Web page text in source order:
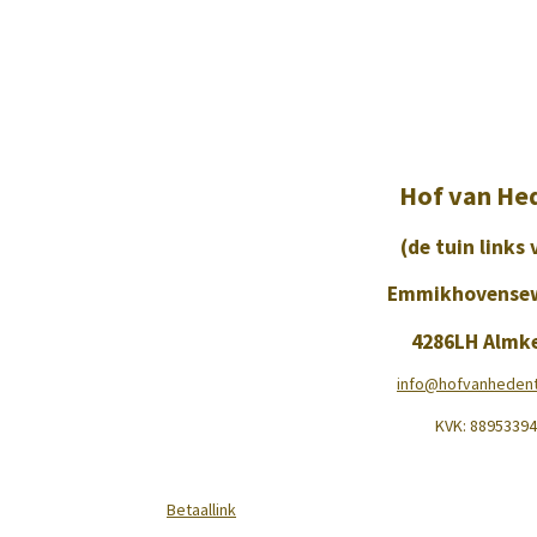
Hof van
(de tuin links
4286LH
KVK: 88953394
Betaallink